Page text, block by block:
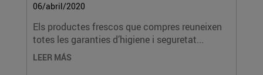
06/abril/2020
Els productes frescos que compres reuneixen
totes les garanties d’higiene i seguretat...
LEER MÁS